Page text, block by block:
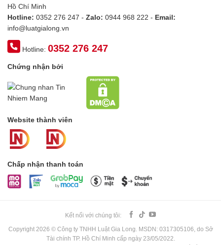
Hồ Chí Minh
Hotline: 0352 276 247 - Zalo: 0944 968 222 - Email:
info@luatgialong.vn
Hotline:0352 276 247
Chứng nhận bởi
Website thành viên
Chấp nhận thanh toán
Kết nối với chúng tôi:
Copyright 2026 © Công ty TNHH Luật Gia Long. MSDN: 0317305106, do Sở
Tài chính TP. Hồ Chí Minh cấp ngày 23/05/2022.